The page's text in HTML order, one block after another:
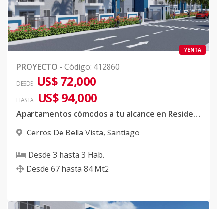
VENTA
PROYECTO - Código: 412860
DESDE US$ 72,000
HASTA US$ 94,000
Apartamentos cómodos a tu alcance en Residencial Serenity III
Cerros De Bella Vista, Santiago
Desde 3 hasta 3 Hab.
Desde 67 hasta 84 Mt2